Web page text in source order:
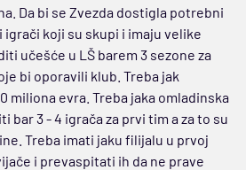
Da bi se Zvezda dostigla potrebni
koji su skupi i imaju velike
učešće u LŠ barem 3 sezone za
bi oporavili klub. Treba jak
miliona evra. Treba jaka omladinska
bar 3 - 4 igrača za prvi tim a za to su
Treba imati jaku filijalu u prvoj
i prevaspitati ih da ne prave